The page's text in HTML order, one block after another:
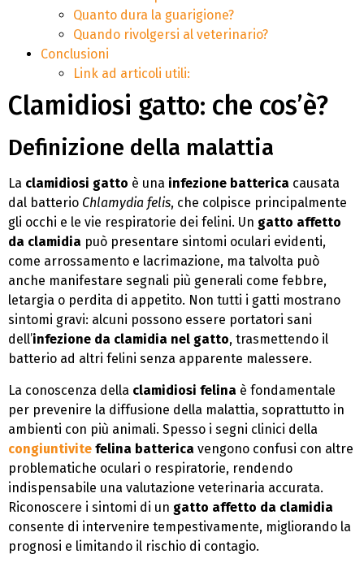
Quanto dura la guarigione?
Quando rivolgersi al veterinario?
Conclusioni
Link ad articoli utili:
Clamidiosi gatto: che cos’è?
Definizione della malattia
La clamidiosi gatto è una infezione batterica causata
dal batterio Chlamydia felis, che colpisce principalmente
gli occhi e le vie respiratorie dei felini. Un gatto affetto
da clamidia può presentare sintomi oculari evidenti,
come arrossamento e lacrimazione, ma talvolta può
anche manifestare segnali più generali come febbre,
letargia o perdita di appetito. Non tutti i gatti mostrano
sintomi gravi: alcuni possono essere portatori sani
dell’infezione da clamidia nel gatto, trasmettendo il
batterio ad altri felini senza apparente malessere.
La conoscenza della clamidiosi felina è fondamentale
per prevenire la diffusione della malattia, soprattutto in
ambienti con più animali. Spesso i segni clinici della
congiuntivite felina batterica vengono confusi con altre
problematiche oculari o respiratorie, rendendo
indispensabile una valutazione veterinaria accurata.
Riconoscere i sintomi di un gatto affetto da clamidia
consente di intervenire tempestivamente, migliorando la
prognosi e limitando il rischio di contagio.